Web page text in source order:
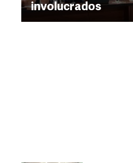
involucrados